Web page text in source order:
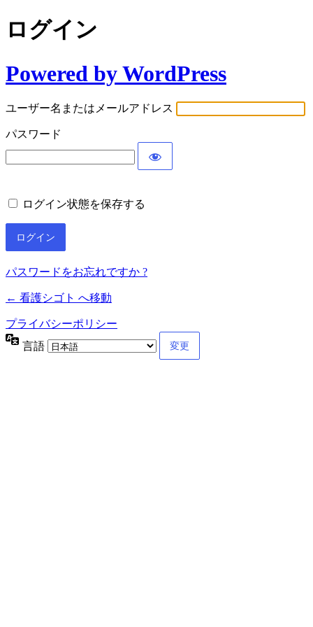
ログイン
Powered by WordPress
ユーザー名またはメールアドレス
パスワード
ログイン状態を保存する
パスワードをお忘れですか ?
← 看護シゴト へ移動
プライバシーポリシー
言語